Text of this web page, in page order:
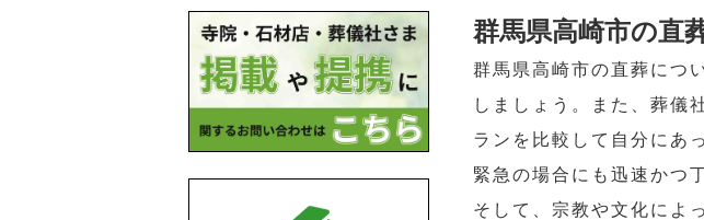
群馬県高崎市の直
群馬県高崎市の直葬につ
しましょう。また、葬儀
ランを比較して自分にあ
緊急の場合にも迅速かつ
そして、宗教や文化によ